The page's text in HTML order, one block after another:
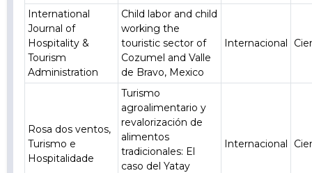
International
Journal of
Hospitality &
Tourism
Administration
Child labor and child
working the
touristic sector of
Cozumel and Valle
de Bravo, Mexico
Internacional
Rosa dos ventos,
Turismo e
Hospitalidade
Turismo
agroalimentario y
revalorización de
alimentos
tradicionales: El
caso del Yatay
Internacional